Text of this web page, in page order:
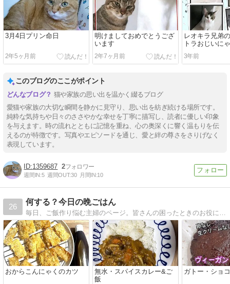
3月4日プリン命日
2年5ヶ月前
明けましておめでとうござ
います
2年7ヶ月前
レオキラ兄弟
トラおじいに
の命日とこっ
3年前
このブログのここがポイント
猫や家族の思い出を温かく綴るブログ
愛猫や家族の大切な瞬間を静かに見守り、思い出を紡ぎ続ける場所です。
純粋な気持ちや日々のささやかな幸せを丁寧に描写し、読者に優しい印象
を与えます。時の流れとともに記憶を重ね、心の奥深くに響く温もりを伝
えるのが特徴です。写真やエピソードを通じ、愛と絆の尊さをさりげなく
表現しています。
1359687 2
週間IN:5 週間OUT:30 月間IN:10
26
何する？今日の晩ごはん
毎日、ご飯作り悩む主婦のページ。皆さんの困ったときのお役に立てれば、幸いです。
おからこんにゃくのカツ
無水・スパイスカレー&ご
飯
ガトー・ショ